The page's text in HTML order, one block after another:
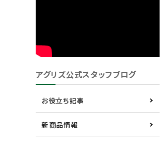
アグリズ公式スタッフブログ
お役立ち記事
新商品情報